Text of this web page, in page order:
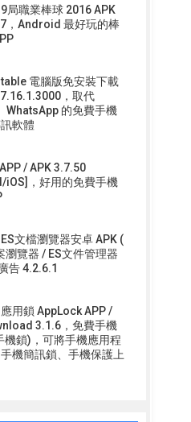
9局職業棒球 2016 APK
，Android 最好玩的棒
電腦版免安裝下載
，取代
WhatsApp 的免費手機
軟體
/ APK 3.7.50
iOS]，好用的免費手機
ES文檔瀏覽器安卓 APK (
瀏覽器 / ES文件管理器
告 4.2.6.1
應用鎖 AppLock APP /
3.1.6，免費手機
機鎖)，可將手機應用程
機簡訊鎖、手機保護上